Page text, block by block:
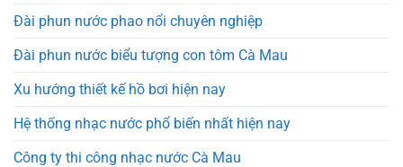
Đài phun nước phao nổi chuyên nghiệp
Đài phun nước biểu tượng con tôm Cà Mau
Xu hướng thiết kế hồ bơi hiện nay
Hệ thống nhạc nước phổ biến nhất hiện nay
Công ty thi công nhạc nước Cà Mau